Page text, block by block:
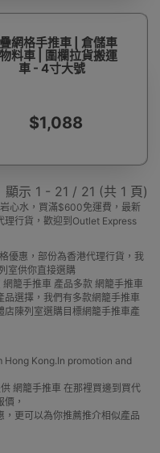
網格手推車 | 倉儲車
料車 | 圍欄拉貨搬運
車 - 4寸大號
$1,088
顯示 1 - 21 / 21 (共 1 頁)
心水，買滿$600免運費，最新
理行貨，歡迎到Outlet Express
優惠，部份為香港代理行貨，我
室供你直接選購
籠手推車 產品多款 網籠手推車
品選擇，我們有多款網籠手推車
陳列室選購目標網籠手推車產
Hong Kong.In promotion and
網籠手推車 在那裡買邊到買代
，
更可以為你推薦推介相似產品